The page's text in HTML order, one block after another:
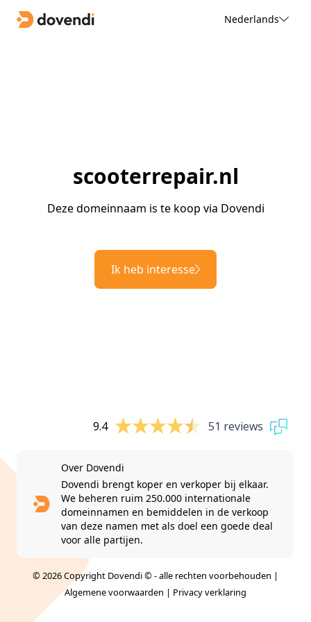
Nederlands
scooterrepair.nl
Deze domeinnaam is te koop via Dovendi
Ik heb interesse
9.4 51 reviews
Over Dovendi
Dovendi brengt koper en verkoper bij elkaar.
We beheren ruim 250.000 internationale
domeinnamen en bemiddelen in de verkoop
van deze namen met als doel een goede deal
voor alle partijen.
© 2026 Copyright Dovendi © - alle rechten voorbehouden |
Algemene voorwaarden | Privacy verklaring